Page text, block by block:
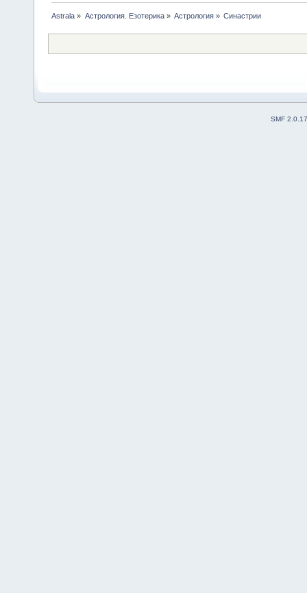
Astrala » Астрология. Езотерика» Астрология» Синастрии
SMF 2.0.17